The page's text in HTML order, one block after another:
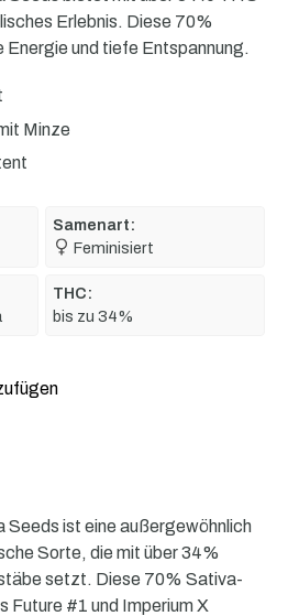
Erlebnis. Diese 70%
und tiefe Entspannung.
Minze
Samenart:
Feminisiert
THC:
bis zu 34%
Seeds ist eine außergewöhnlich
Sorte, die mit über 34%
setzt. Diese 70% Sativa-
Future #1 und Imperium X